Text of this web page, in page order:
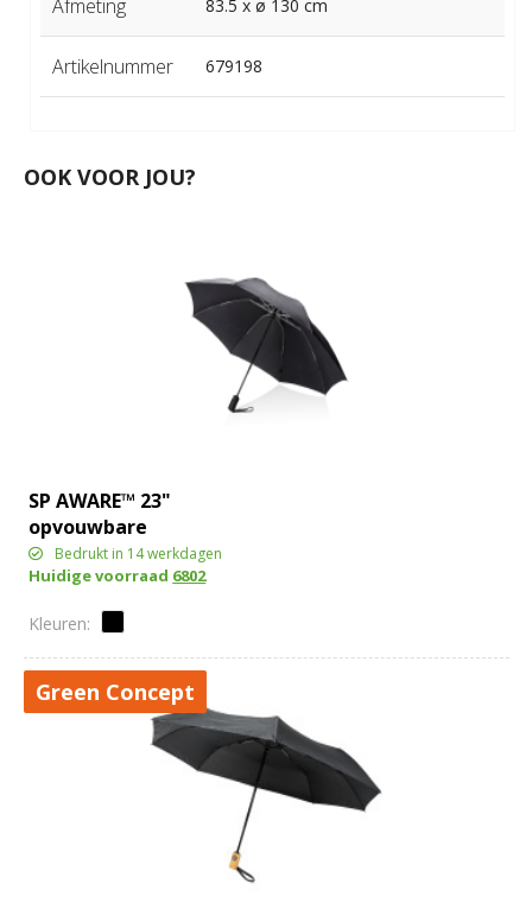
Afmeting 83.5 x ø 130 cm
Artikelnummer 679198
OOK VOOR JOU?
SP AWARE™ 23"
opvouwbare
omkeerbare auto
open/close paraplu
Bedrukt in 14 werkdagen
Huidige voorraad 6802
Green Concept